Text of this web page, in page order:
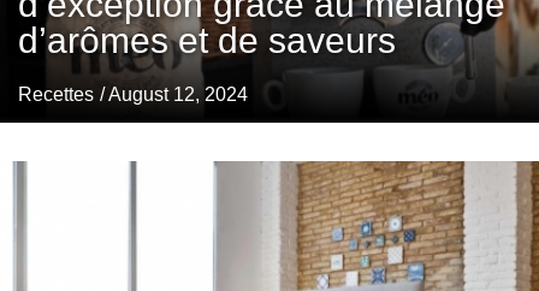
d’arômes et de saveurs
Recettes / August 12, 2024